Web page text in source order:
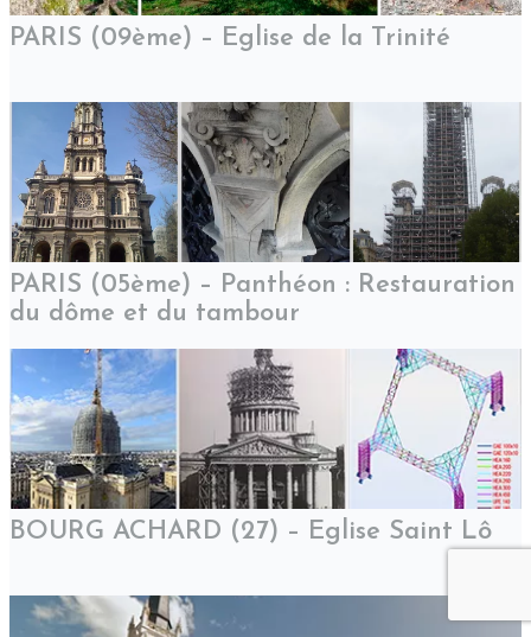
PARIS (09ème) – Eglise de la Trinité
PARIS (05ème) – Panthéon : Restauration
du dôme et du tambour
BOURG ACHARD (27) – Eglise Saint Lô